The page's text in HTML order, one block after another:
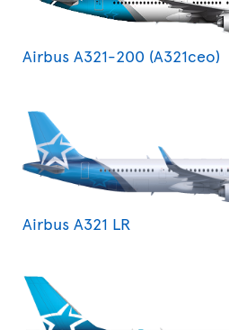
Airbus A321-200 (A321ceo)
Airbus A321 LR